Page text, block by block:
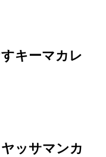
キーマカレ
ッサマンカ